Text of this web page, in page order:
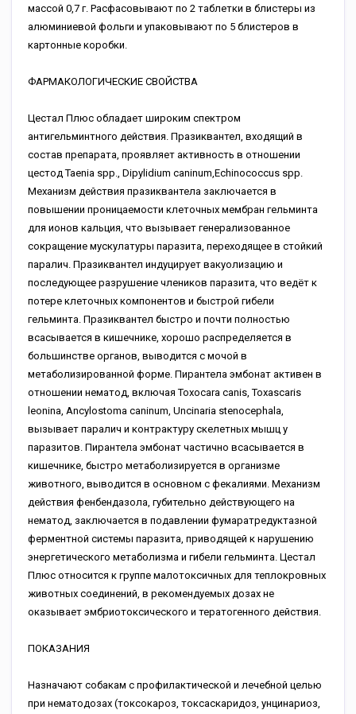
массой 0,7 г. Расфасовывают по 2 таблетки в блистеры из
алюминиевой фольги и упаковывают по 5 блистеров в
картонные коробки.
ФАРМАКОЛОГИЧЕСКИЕ СВОЙСТВА
Цестал Плюс обладает широким спектром
антигельминтного действия. Празиквантел, входящий в
состав препарата, проявляет активность в отношении
цестод Taenia spp., Dipylidium caninum,Echinococcus spp.
Механизм действия празиквантела заключается в
повышении проницаемости клеточных мембран гельминта
для ионов кальция, что вызывает генерализованное
сокращение мускулатуры паразита, переходящее в стойкий
паралич. Празиквантел индуцирует вакуолизацию и
последующее разрушение члеников паразита, что ведёт к
потере клеточных компонентов и быстрой гибели
гельминта. Празиквантел быстро и почти полностью
всасывается в кишечнике, хорошо распределяется в
большинстве органов, выводится с мочой в
метаболизированной форме. Пирантела эмбонат активен в
отношении нематод, включая Toxocara canis, Toxascaris
leonina, Ancylostoma caninum, Uncinaria stenocephala,
вызывает паралич и контрактуру скелетных мышц у
паразитов. Пирантела эмбонат частично всасывается в
кишечнике, быстро метаболизируется в организме
животного, выводится в основном с фекалиями. Механизм
действия фенбендазола, губительно действующего на
нематод, заключается в подавлении фумаратредуктазной
ферментной системы паразита, приводящей к нарушению
энергетического метаболизма и гибели гельминта. Цестал
Плюс относится к группе малотоксичных для теплокровных
животных соединений, в рекомендуемых дозах не
оказывает эмбриотоксического и тератогенного действия.
ПОКАЗАНИЯ
Назначают собакам с профилактической и лечебной целью
при нематодозах (токсокароз, токсаскаридоз, унцинариоз,